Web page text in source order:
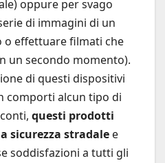
oppure per svago
di immagini di un
o effettuare filmati che
un secondo momento).
di questi dispositivi
comporti alcun tipo di
questi prodotti
sicurezza stradale e
soddisfazioni a tutti gli